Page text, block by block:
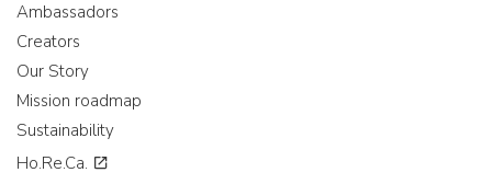
Ambassadors
Creators
Our Story
Mission roadmap
Sustainability
Ho.Re.Ca.